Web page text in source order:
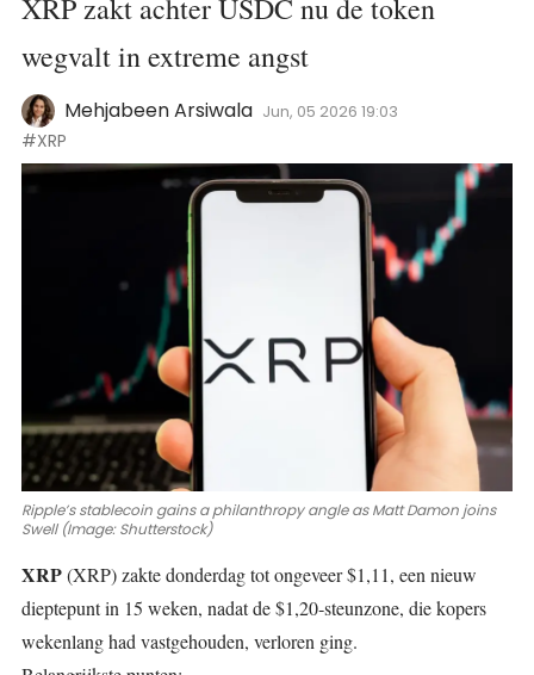
XRP zakt achter USDC nu de token
wegvalt in extreme angst
Mehjabeen Arsiwala Jun, 05 2026 19:03
#XRP
Ripple’s stablecoin gains a philanthropy angle as Matt Damon joins
Swell (Image: Shutterstock)
XRP(XRP)zakte donderdag tot ongeveer $1,11, een nieuw
dieptepunt in 15 weken, nadat de$1,20‑steunzone, die kopers
wekenlang had vastgehouden, verloren ging.